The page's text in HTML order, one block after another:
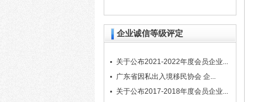
企业诚信等级评定
关于公布2021-2022年度会员企业...
广东省因私出入境移民协会 企...
关于公布2017-2018年度会员企业...